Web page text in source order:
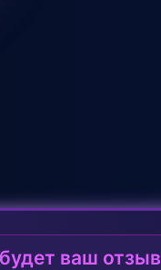
ваш отзыв